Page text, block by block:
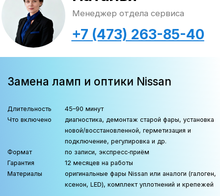
Замена ламп Ниссан
за 450 рублей!
ХОЧУ ЗАПИСАТЬСЯ НА ЗАМЕНУ ЛАМП И ОПТИКИ
подключение, регулировка светового
Типы ламп для разных
моделей Ниссан